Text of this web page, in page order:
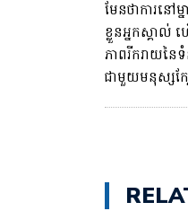
មែន​ថា​ការ​នៅ​
ខ្លួនអ្នកស្គាល់
ភាពរីករាយនៃ
ជាមួយ​មនុស្ស​ក្បែ